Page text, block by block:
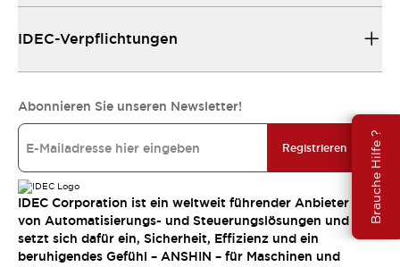
Brauche Hilfe ?
IDEC-Verpflichtungen
Abonnieren Sie unseren Newsletter!
Registrieren
IDEC Corporation ist ein weltweit führender Anbieter
von Automatisierungs- und Steuerungslösungen und
setzt sich dafür ein, Sicherheit, Effizienz und ein
beruhigendes Gefühl – ANSHIN – für Maschinen und